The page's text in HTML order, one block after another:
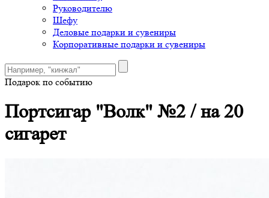
Руководителю
Шефу
Деловые подарки и сувениры
Корпоративные подарки и сувениры
Подарок по событию
Портсигар "Волк" №2 / на 20
сигарет